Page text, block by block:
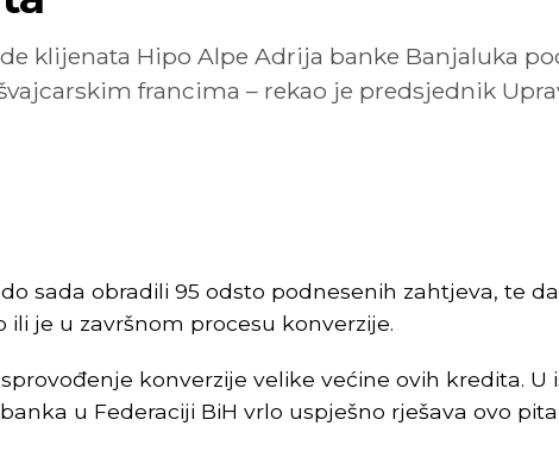
klijenata Hipo Alpe Adrija banke Banjaluka
francima – rekao je predsjednik
sada obradili 95 odsto podnesenih zahtjeva, te
je u završnom procesu konverzije.
konverzije velike većine ovih kredita. U
u Federaciji BiH vrlo uspješno rješava ovo